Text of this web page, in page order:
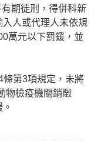
期徒刑，得併科新
人或代理人未依規
萬元以下罰鍰，並
條第3項規定，未將
物檢疫機關銷燬